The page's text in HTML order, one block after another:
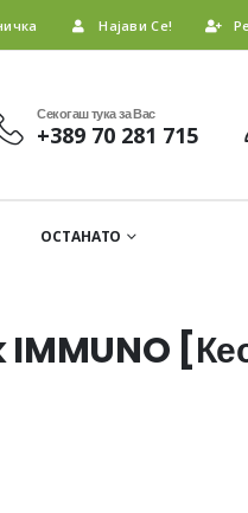
Најави Се!
Секогаш тука за Вас
+389 70 281 715
ОСТАНАТО